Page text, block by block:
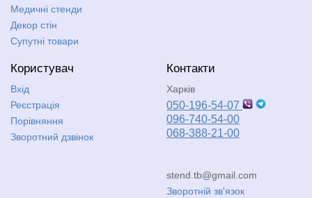
Медичні стенди
Декор стін
Супутні товари
Користувач
Вхід
Реєстрація
Порівняння
Зворотний дзвінок
Контакти
Харків
050-196-54-07
096-740-54-00
068-388-21-00
stend.tb@gmail.com
Зворотній зв'язок